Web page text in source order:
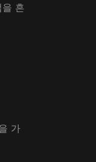
흔
가